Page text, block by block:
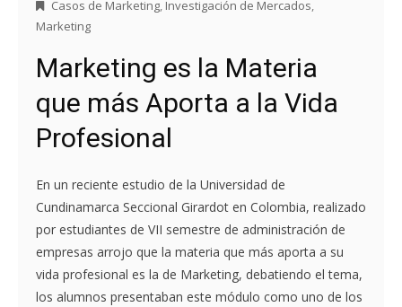
Casos de Marketing, Investigación de Mercados,
Marketing
Marketing es la Materia
que más Aporta a la Vida
Profesional
En un reciente estudio de la Universidad de
Cundinamarca Seccional Girardot en Colombia, realizado
por estudiantes de VII semestre de administración de
empresas arrojo que la materia que más aporta a su
vida profesional es la de Marketing, debatiendo el tema,
los alumnos presentaban este módulo como uno de los